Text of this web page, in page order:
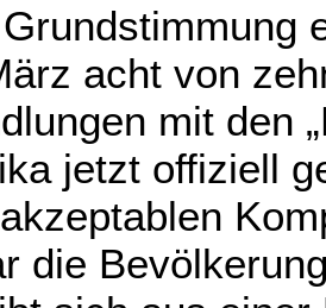
acht von
mit den
jetzt offiziell
die